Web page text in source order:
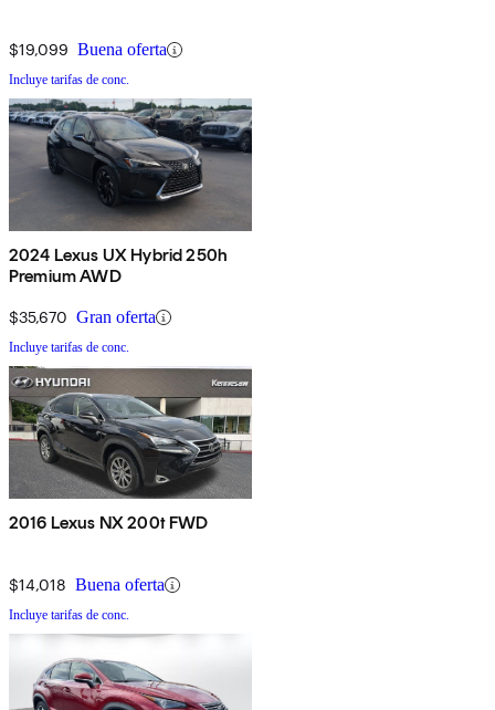
$19,099 Buena oferta
Incluye tarifas de conc.
2024 Lexus UX Hybrid 250h
Premium AWD
$35,670 Gran oferta
Incluye tarifas de conc.
2016 Lexus NX 200t FWD
$14,018 Buena oferta
Incluye tarifas de conc.